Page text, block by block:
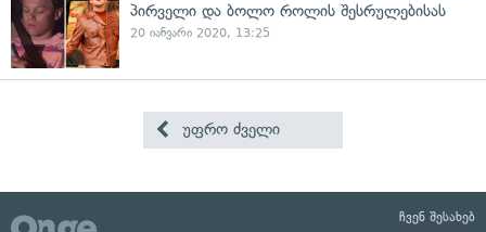
პირველი და ბოლო როლის შესრულებისას
20 იანვარი 2020, 13:25
უფრო ძველი
ჩვენ შესახებ